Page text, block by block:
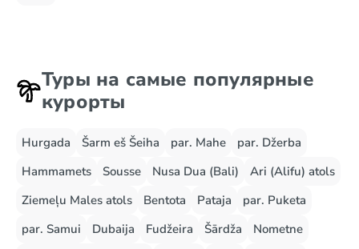
Туры на самые популярные
курорты
Hurgada Šarm eš Šeiha par. Mahe
par. Džerba
Hammamets
Sousse Nusa Dua (Bali)
Ari (Alifu) atols
Ziemeļu Males atols
Bentota Pataja
par. Puketa
par. Samui
Dubaija Fudžeira Šārdža
Nometne